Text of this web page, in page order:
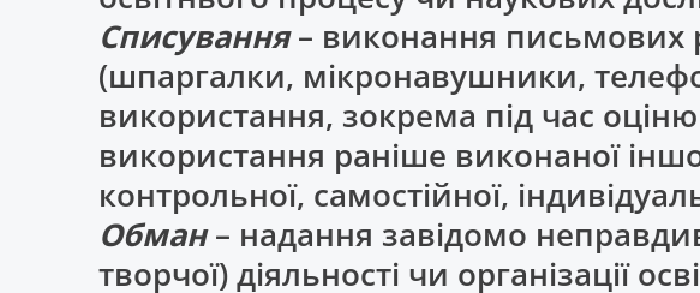
Списування– виконання письмових
(шпаргалки, мікронавушники,
використання, зокрема під час
використання раніше виконаної
контрольної, самостійної,
Обман– надання завідомо
творчої) діяльності чи організації